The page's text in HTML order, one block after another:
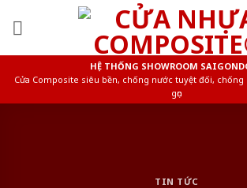
HỆ THỐNG SHOWROOM
Cửa Composite siêu bền, chống nước tuyệt đối, chống
gọn
TIN TỨC